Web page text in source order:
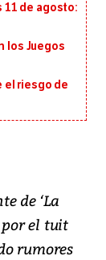
11 de agosto:
los Juegos
el riesgo de
de ‘La
por el tuit
rumores